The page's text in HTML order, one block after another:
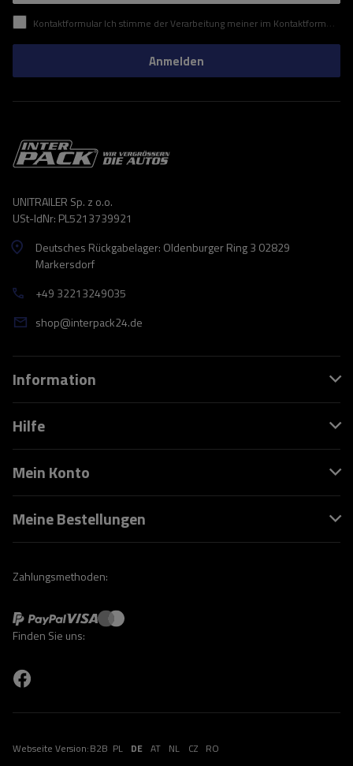
Kontaktformular Ich stimme der Verarbeitung meiner im Kontaktformular enthaltenen personenbezogenen Daten gemäß der Verordnung (EU) des Europäischen Parlaments und des Rates zu.
Anmelden
UNITRAILER Sp. z o.o.
USt-IdNr: PL5213739921
Deutsches Rückgabelager: Oldenburger Ring 3 02829
Markersdorf
+49 32213249035
shop@interpack24.de
Information
Hilfe
Mein Konto
Meine Bestellungen
Zahlungsmethoden:
Finden Sie uns:
Webseite Version:B2B PL DE AT NL CZ RO